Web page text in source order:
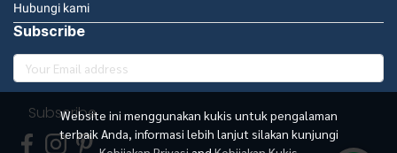
Website ini menggunakan kukis untuk pengalaman
terbaik Anda, informasi lebih lanjut silakan kunjungi
Hubungi kami
Subscribe
Subscribe